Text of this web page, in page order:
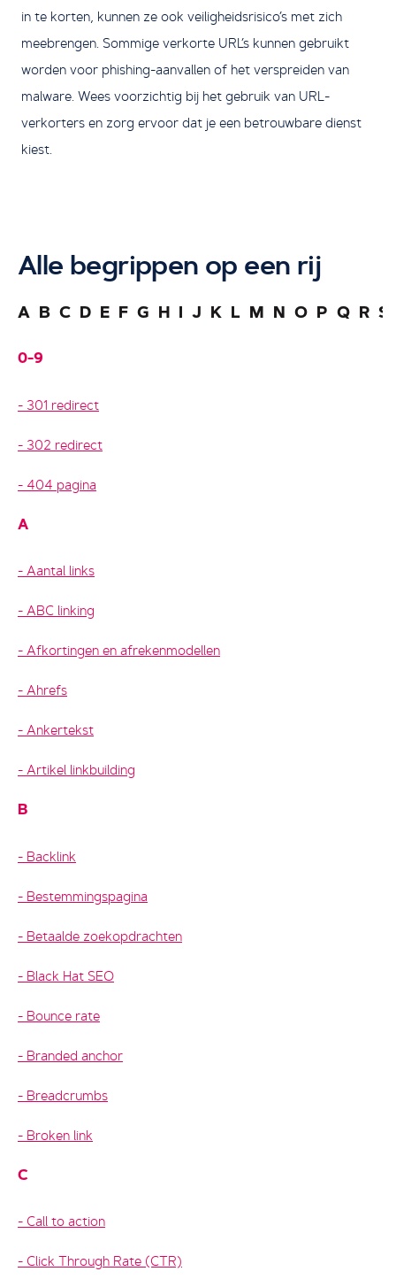
in te korten, kunnen ze ook veiligheidsrisico’s met zich
meebrengen. Sommige verkorte URL’s kunnen gebruikt
worden voor phishing-aanvallen of het verspreiden van
malware. Wees voorzichtig bij het gebruik van URL-
verkorters en zorg ervoor dat je een betrouwbare dienst
kiest.
Alle begrippen op een rij
A B C D E F G H I J K L M N O P Q R S
0-9
301 redirect
302 redirect
404 pagina
A
Aantal links
ABC linking
Afkortingen en afrekenmodellen
Ahrefs
Ankertekst
Artikel linkbuilding
B
Backlink
Bestemmingspagina
Betaalde zoekopdrachten
Black Hat SEO
Bounce rate
Branded anchor
Breadcrumbs
Broken link
C
Call to action
Click Through Rate (CTR)